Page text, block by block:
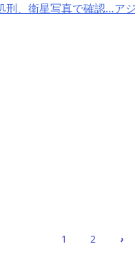
刑、衛星写真で確認…ア
1 2 ›